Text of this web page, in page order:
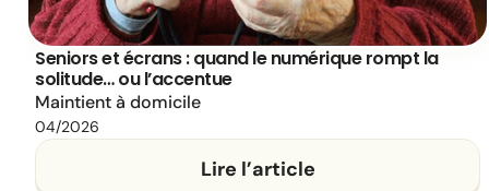
Maintient à domicile
04/2026
Seniors et écrans : quand le numérique rompt la
solitude… ou l’accentue
Lire l’article